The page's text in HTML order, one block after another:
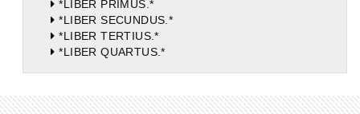
*LIBER PRIMUS.*
*LIBER SECUNDUS.*
*LIBER TERTIUS.*
*LIBER QUARTUS.*